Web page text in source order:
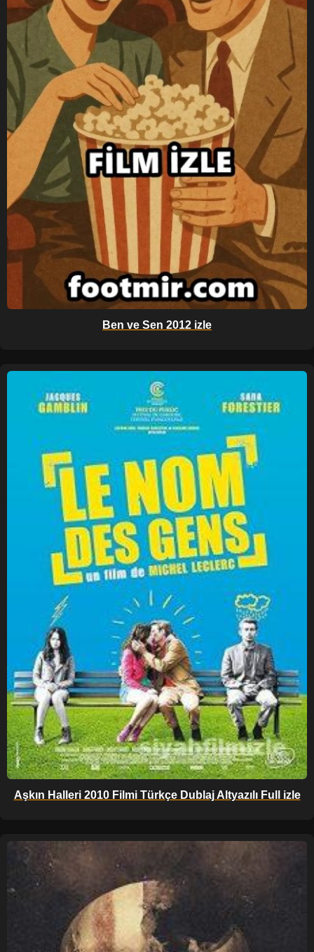
Ben ve Sen 2012 izle
Aşkın Halleri 2010 Filmi Türkçe Dublaj Altyazılı Full izle